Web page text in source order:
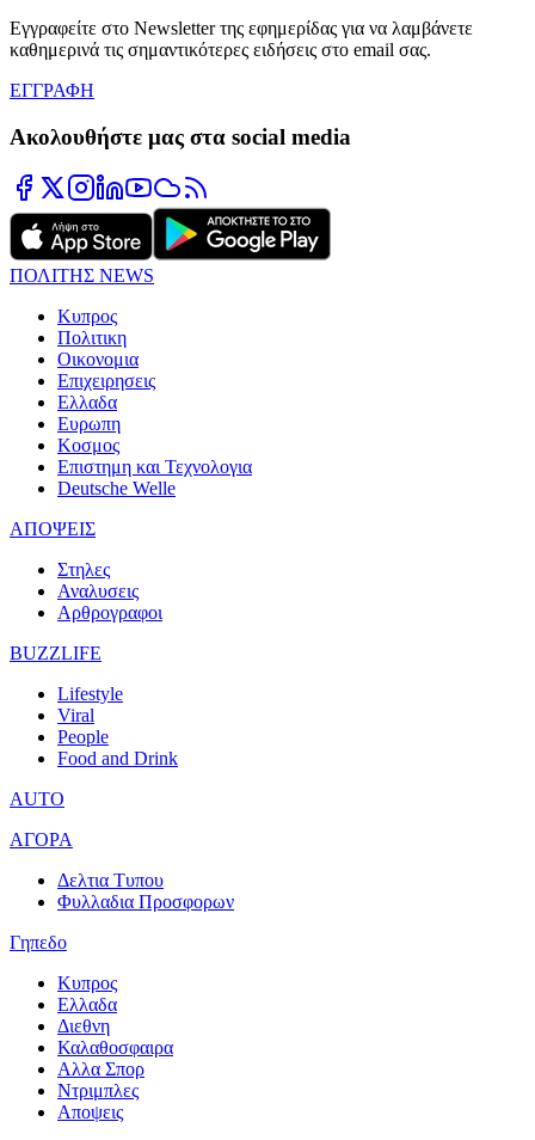
Εγγραφείτε στο Newsletter της εφημερίδας για να λαμβάνετε
καθημερινά τις σημαντικότερες ειδήσεις στο email σας.
ΕΓΓΡΑΦΗ
Ακολουθήστε μας στα social media
ΠΟΛΙΤΗΣ NEWS
Κυπρος
Πολιτικη
Οικονομια
Επιχειρησεις
Ελλαδα
Ευρωπη
Κοσμος
Επιστημη και Τεχνολογια
Deutsche Welle
ΑΠΟΨΕΙΣ
Στηλες
Αναλυσεις
Αρθρογραφοι
BUZZLIFE
Lifestyle
Viral
People
Food and Drink
AUTO
ΑΓΟΡΑ
Δελτια Τυπου
Φυλλαδια Προσφορων
Γηπεδο
Κυπρος
Ελλαδα
Διεθνη
Καλαθοσφαιρα
Αλλα Σπορ
Ντριμπλες
Αποψεις